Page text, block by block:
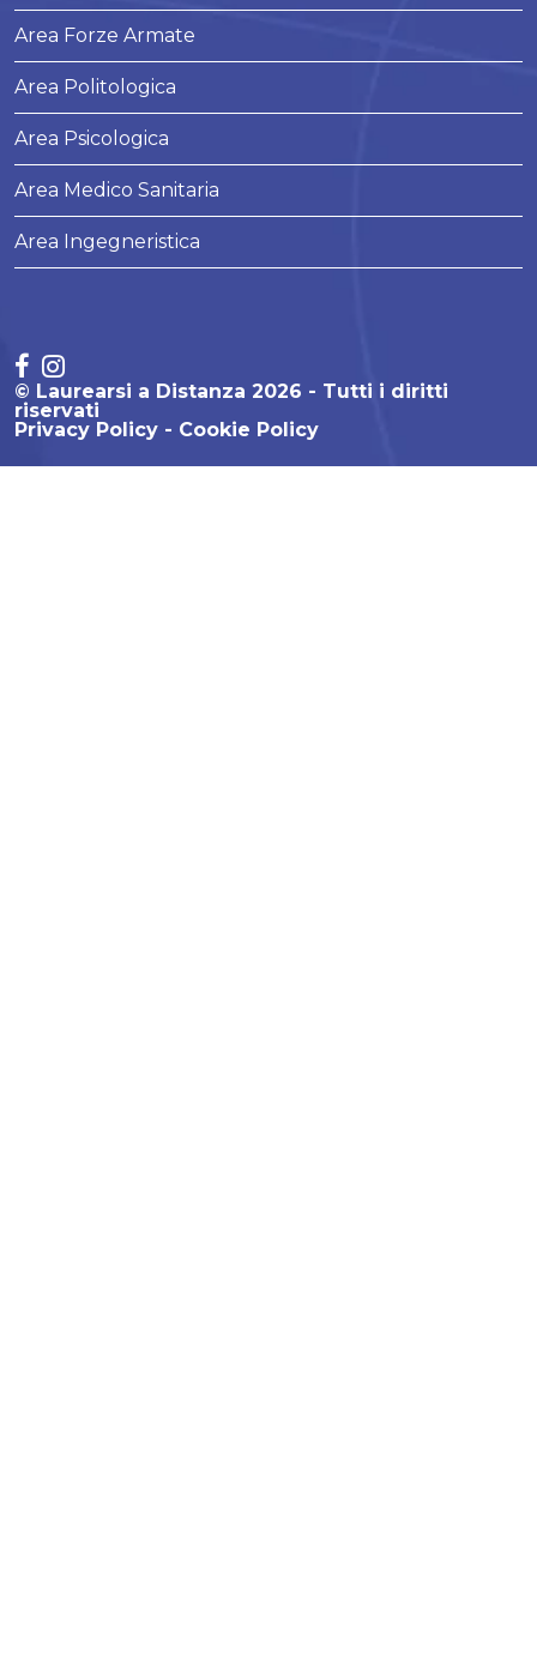
Area Forze Armate
Area Politologica
Area Psicologica
Area Medico Sanitaria
Area Ingegneristica
© Laurearsi a Distanza 2026 - Tutti i diritti
riservati
Privacy Policy
Cookie Policy